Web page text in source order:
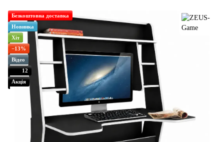
Безкоштовна доставка
Новинка
Хіт
−13%
Відео
12
Акція